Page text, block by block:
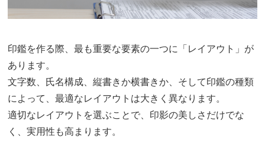
印鑑を作る際、最も重要な要素の一つに「レイアウト」が
あります。
文字数、氏名構成、縦書きか横書きか、そして印鑑の種類
によって、最適なレイアウトは大きく異なります。
適切なレイアウトを選ぶことで、印影の美しさだけでな
く、実用性も高まります。